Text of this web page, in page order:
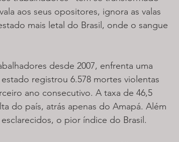
aos seus opositores, ignora as valas
mais letal do Brasil, onde o sangue
desde 2007, enfrenta uma
registrou 6.578 mortes violentas
ano consecutivo. A taxa de 46,5
do país, atrás apenas do Amapá. Além
o pior índice do Brasil.